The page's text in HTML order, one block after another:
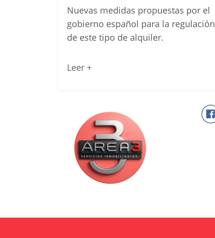
Nuevas medidas propuestas por el
gobierno español para la regulación
de este tipo de alquiler.
Leer +